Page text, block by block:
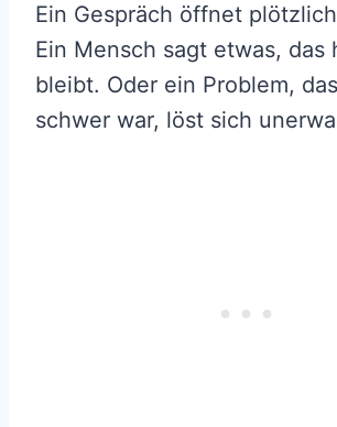
Ein Gespräch öffnet
Ein Mensch sagt etwas, das
bleibt. Oder ein Problem,
schwer war, löst sich